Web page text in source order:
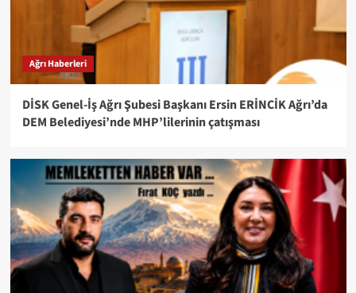
Ağrı Haberleri
DİSK Genel-İş Ağrı Şubesi Başkanı Ersin ERİNCİK Ağrı’da
DEM Belediyesi’nde MHP’lilerinin çatışması